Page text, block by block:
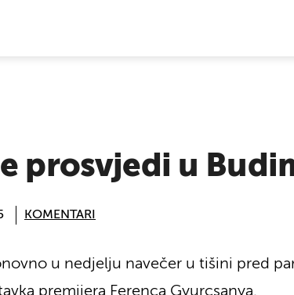
prosvjedi u
KOMENTARI
u nedjelju navečer u tišini pred
premijera Ferenca Gyurcsanya.